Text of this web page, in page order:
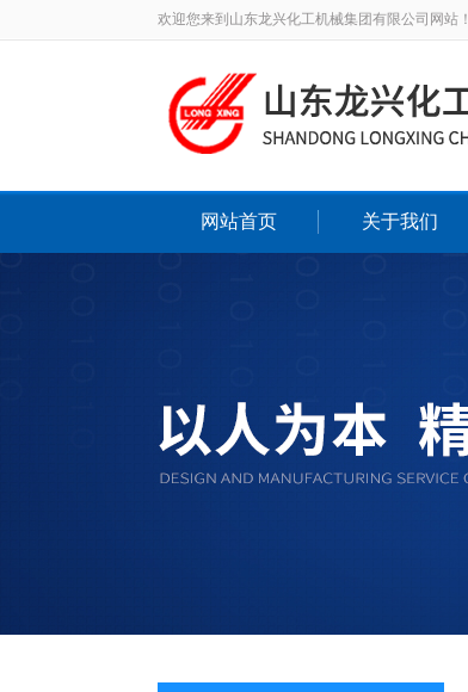
欢迎您来到山东龙兴化工机械集团有限公司网站！
网站首页 关于我们